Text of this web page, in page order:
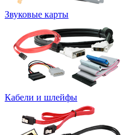
Звуковые карты
Кабели и шлейфы